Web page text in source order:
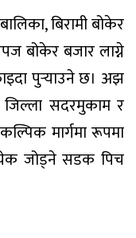
बिरामी बोकेर
बोकेर बजार लाग्ने
पुर्‍याउने छ। अझ
सदरमुकाम र
मार्गमा रूपमा
जोड्ने सडक पिच